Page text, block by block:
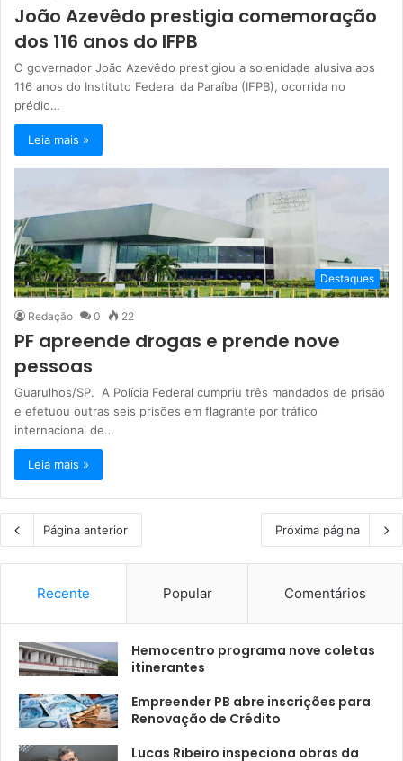
João Azevêdo prestigia comemoração
dos 116 anos do IFPB
O governador João Azevêdo prestigiou a solenidade alusiva aos
116 anos do Instituto Federal da Paraíba (IFPB), ocorrida no
prédio…
Leia mais »
Destaques
Redação 0 22
PF apreende drogas e prende nove
pessoas
Guarulhos/SP. A Polícia Federal cumpriu três mandados de prisão
e efetuou outras seis prisões em flagrante por tráfico
internacional de…
Leia mais »
Página anterior Próxima página
Recente Popular Comentários
Hemocentro programa nove coletas
itinerantes
Empreender PB abre inscrições para
Renovação de Crédito
Lucas Ribeiro inspeciona obras da